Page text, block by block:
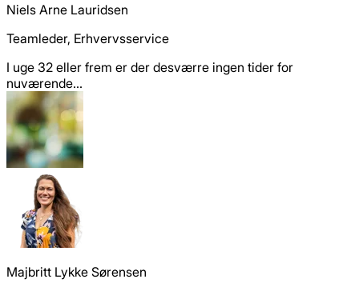
Niels Arne Lauridsen
Teamleder, Erhvervsservice
I uge 32 eller frem er der desværre ingen tider for
nuværende...
Majbritt Lykke Sørensen